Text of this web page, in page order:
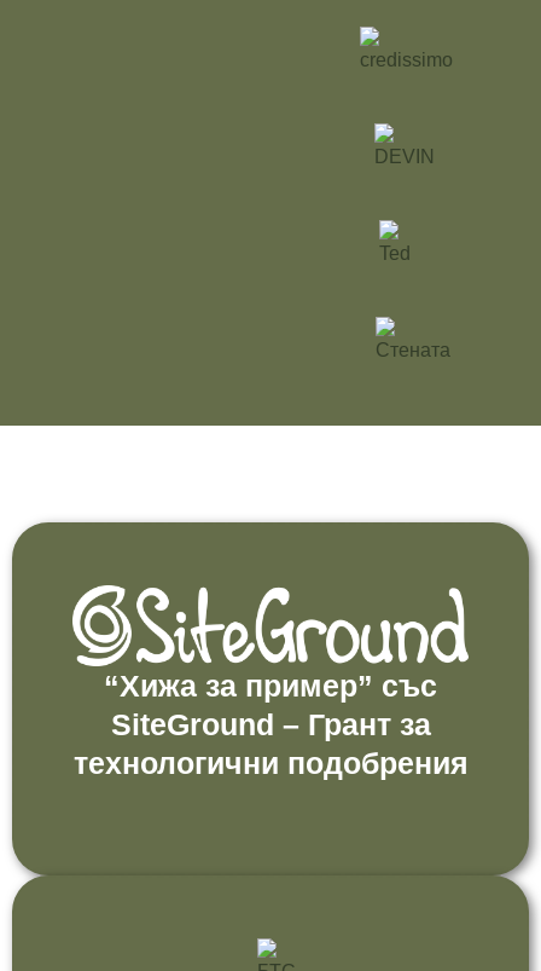
“Хижа за пример” със
SiteGround – Грант за
технологични подобрения